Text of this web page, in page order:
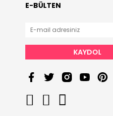
E-BÜLTEN
KAYDOL